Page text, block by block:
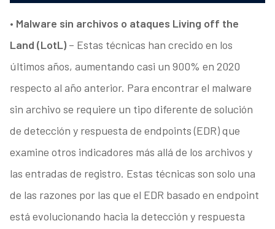
• Malware sin archivos o ataques Living off the
Land (LotL)– Estas técnicas han crecido en los
últimos años, aumentando casi un 900% en 2020
respecto al año anterior. Para encontrar el malware
sin archivo se requiere un tipo diferente de solución
de detección y respuesta de endpoints (EDR) que
examine otros indicadores más allá de los archivos y
las entradas de registro. Estas técnicas son solo una
de las razones por las que el EDR basado en endpoint
está evolucionando hacia la detección y respuesta